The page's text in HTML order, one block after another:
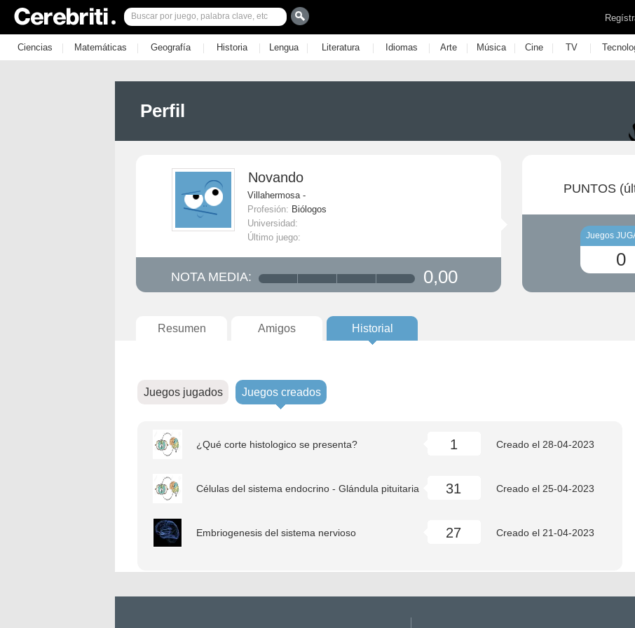
Ciencias | Matemáticas | Geografía | Historia | Lengua | Literatura | Idiomas | Arte | Música | Cine | TV |
Perfil
Novando
Villahermosa -
Profesión: Biólogos
Universidad:
Último juego:
NOTA MEDIA: 0,00
PUNTOS
Juegos
0
Resumen Amigos Historial
Juegos jugados Juegos creados
¿Qué corte histologico se presenta? 1 Creado el 28-04-2023
Células del sistema endocrino - Glándula pituitaria 31 Creado el 25-04-2023
Embriogenesis del sistema nervioso 27 Creado el 21-04-2023